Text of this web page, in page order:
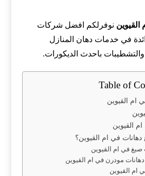
نوفرلكم افضل شركات
في خدمات دهان المنازل
والتشطيبات باحدث الديكورات.
Table of
ام القيوين
القيوين
دهانات في ام القيوين؟
في ام القيوين
مودرن في ام القيوين
ام القيوين